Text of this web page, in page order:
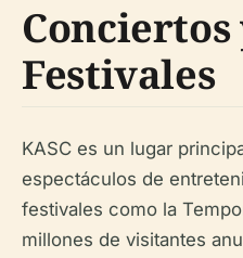
Conciertos
Festivales
KASC es un lugar
espectáculos de
festivales como la
millones de visitantes